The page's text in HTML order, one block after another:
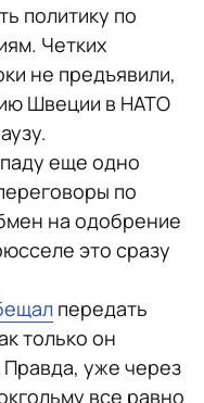
политику по
Четких
не предъявили,
Швеции в НАТО
еще одно
по
на одобрение
это сразу
передать
только он
Правда, уже через
все равно